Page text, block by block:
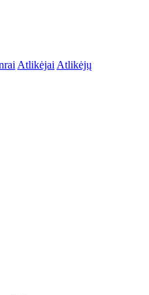
Atlikėjai Atlikėjų